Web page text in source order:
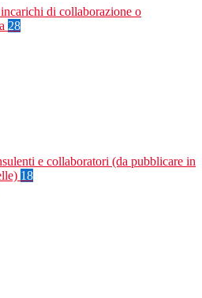
di collaborazione o
28
e collaboratori (da pubblicare in
18